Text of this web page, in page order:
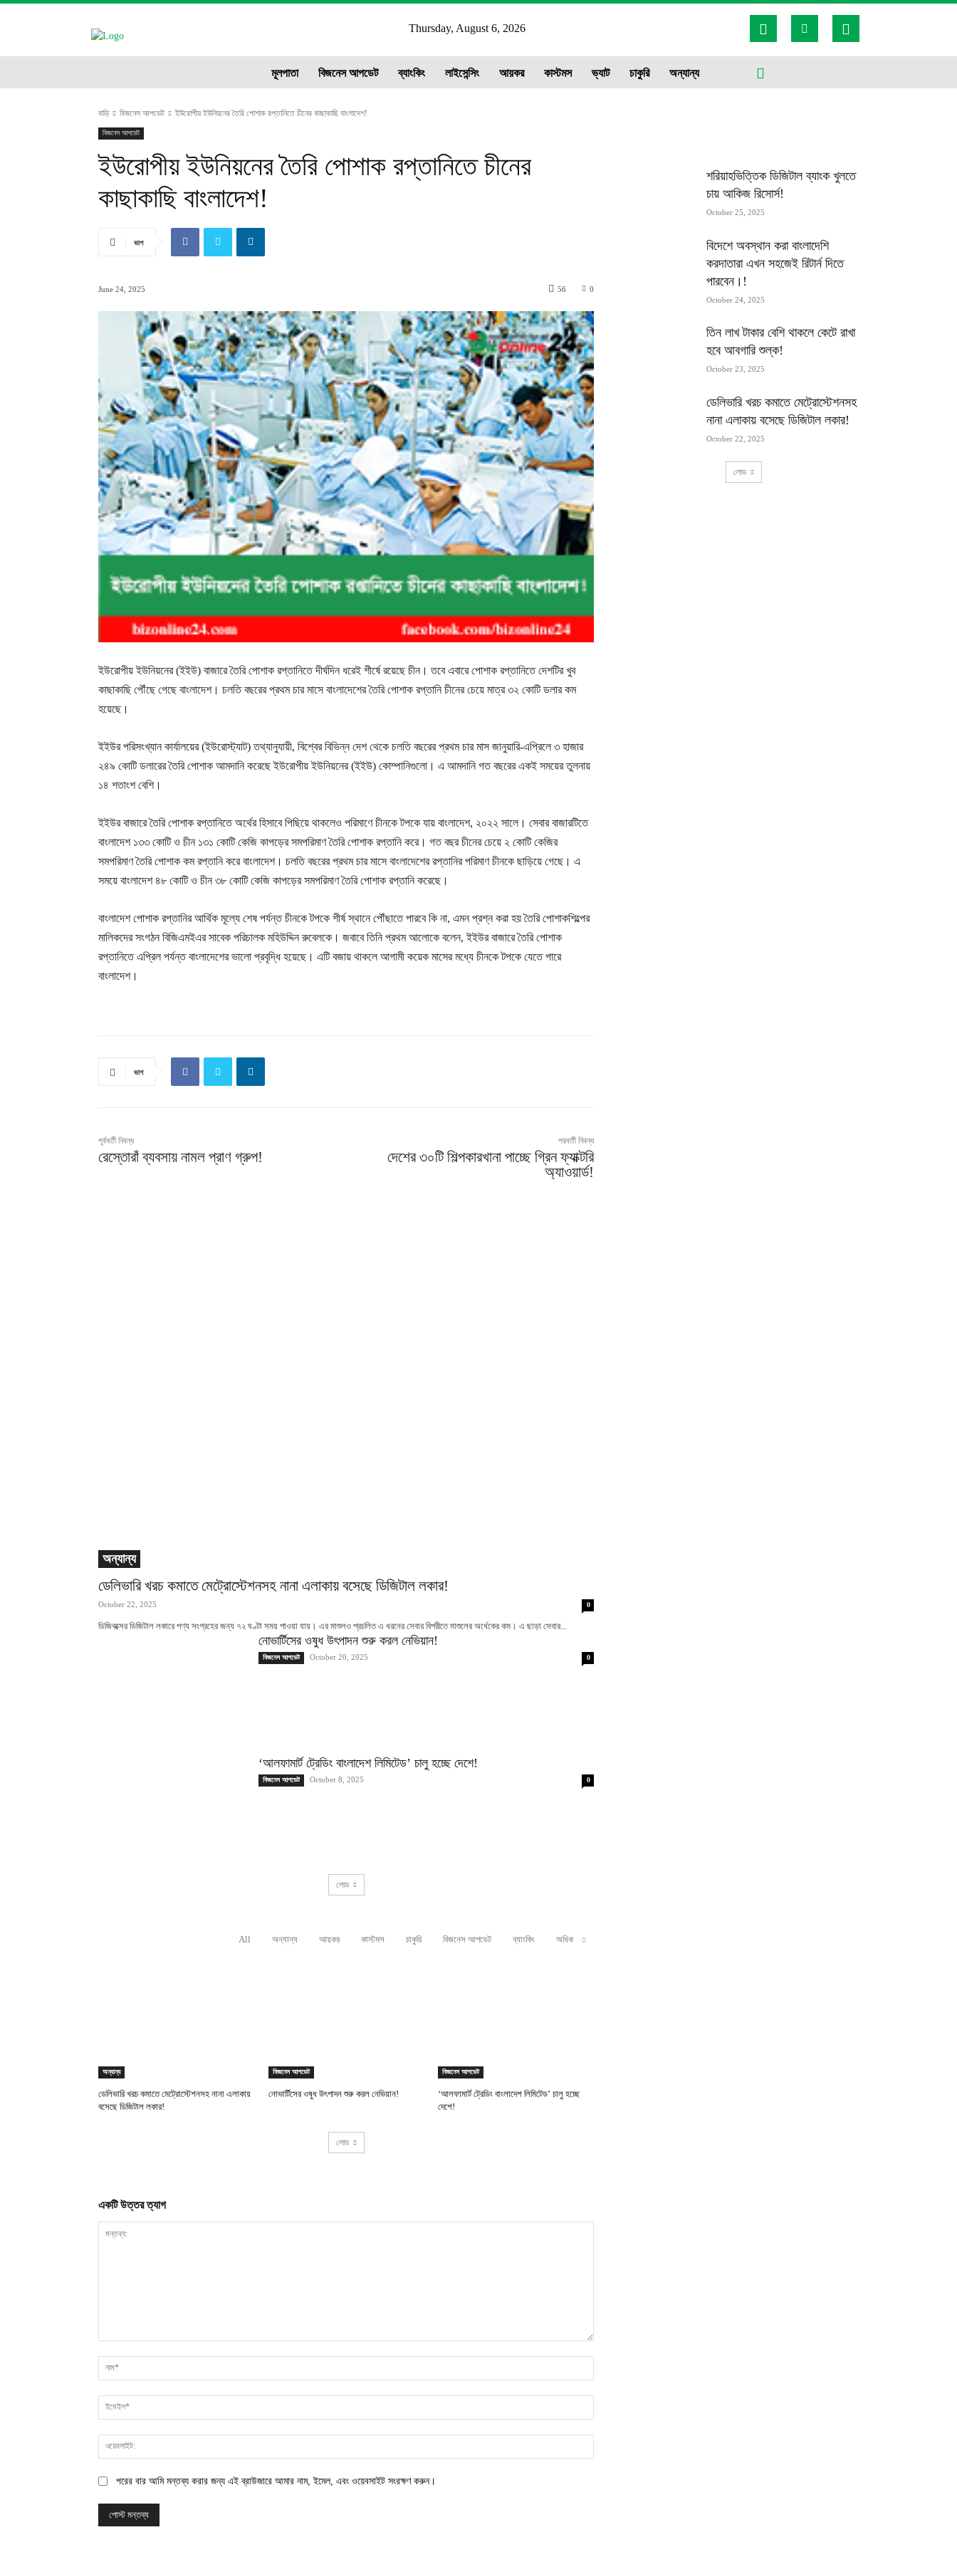
Thursday, August 6, 2026
মূলপাতা বিজনেস আপডেট ব্যাংকিং লাইসেন্সিং আয়কর কাস্টমস ভ্যাট চাকুরি অন্যান্য
বাড়ি বিজনেস আপডেট ইউরোপীয় ইউনিয়নের তৈরি পোশাক রপ্তানিতে চীনের কাছাকাছি বাংলাদেশ!
বিজনেস আপডেট
ইউরোপীয় ইউনিয়নের তৈরি পোশাক রপ্তানিতে চীনের
কাছাকাছি বাংলাদেশ!
ভাগ
June 24, 2025 0
56
ইউরোপীয় ইউনিয়নের (ইইউ) বাজারে তৈরি পোশাক রপ্তানিতে দীর্ঘদিন ধরেই শীর্ষে রয়েছে চীন। তবে এবারে পোশাক রপ্তানিতে দেশটির খুব
কাছাকাছি পৌঁছে গেছে বাংলাদেশ। চলতি বছরের প্রথম চার মাসে বাংলাদেশের তৈরি পোশাক রপ্তানি চীনের চেয়ে মাত্র ৩২ কোটি ডলার কম
হয়েছে।
ইইউর পরিসংখ্যান কার্যালয়ের (ইউরোস্ট্যাট) তথ্যানুযায়ী, বিশ্বের বিভিন্ন দেশ থেকে চলতি বছরের প্রথম চার মাস জানুয়ারি-এপ্রিলে ৩ হাজার
২৪৯ কোটি ডলারের তৈরি পোশাক আমদানি করেছে ইউরোপীয় ইউনিয়নের (ইইউ) কোম্পানিগুলো। এ আমদানি গত বছরের একই সময়ের তুলনায়
১৪ শতাংশ বেশি।
ইইউর বাজারে তৈরি পোশাক রপ্তানিতে অর্থের হিসাবে পিছিয়ে থাকলেও পরিমাণে চীনকে টপকে যায় বাংলাদেশ, ২০২২ সালে। সেবার বাজারটিতে
বাংলাদেশ ১৩৩ কোটি ও চীন ১৩১ কোটি কেজি কাপড়ের সমপরিমাণ তৈরি পোশাক রপ্তানি করে। গত বছর চীনের চেয়ে ২ কোটি কেজির
সমপরিমাণ তৈরি পোশাক কম রপ্তানি করে বাংলাদেশ। চলতি বছরের প্রথম চার মাসে বাংলাদেশের রপ্তানির পরিমাণ চীনকে ছাড়িয়ে গেছে। এ
সময়ে বাংলাদেশ ৪৮ কোটি ও চীন ৩৮ কোটি কেজি কাপড়ের সমপরিমাণ তৈরি পোশাক রপ্তানি করেছে।
বাংলাদেশ পোশাক রপ্তানির আর্থিক মূল্যে শেষ পর্যন্ত চীনকে টপকে শীর্ষ স্থানে পৌঁছাতে পারবে কি না, এমন প্রশ্ন করা হয় তৈরি পোশাকশিল্পের
মালিকদের সংগঠন বিজিএমইএর সাবেক পরিচালক মহিউদ্দিন রুবেলকে। জবাবে তিনি প্রথম আলোকে বলেন, ইইউর বাজারে তৈরি পোশাক
রপ্তানিতে এপ্রিল পর্যন্ত বাংলাদেশের ভালো প্রবৃদ্ধি হয়েছে। এটি বজায় থাকলে আগামী কয়েক মাসের মধ্যে চীনকে টপকে যেতে পারে
বাংলাদেশ।
ভাগ
পূর্ববর্তী নিবন্ধ
রেস্তোরাঁ ব্যবসায় নামল প্রাণ গ্রুপ!
পরবর্তী নিবন্ধ
দেশের ৩০টি শিল্পকারখানা পাচ্ছে গ্রিন ফ্যাক্টরি
অ্যাওয়ার্ড!
অন্যান্য
ডেলিভারি খরচ কমাতে মেট্রোস্টেশনসহ নানা এলাকায় বসেছে ডিজিটাল লকার!
October 22, 2025 0
ডিজিবক্সের ডিজিটাল লকারে পণ্য সংগ্রহের জন্য ৭২ ঘণ্টা সময় পাওয়া যায়। এর মাশুলও প্রচলিত এ ধরনের সেবার বিপরীতে মাশুলের অর্ধেকের কম। এ ছাড়া সেবার...
নোভার্টিসের ওষুধ উৎপাদন শুরু করল নেভিয়ান!
বিজনেস আপডেট October 20, 2025 0
‘আলফামার্ট ট্রেডিং বাংলাদেশ লিমিটেড’ চালু হচ্ছে দেশে!
বিজনেস আপডেট October 8, 2025 0
লোড
All অন্যান্য আয়কর কাস্টমস চাকুরি বিজনেস আপডেট ব্যাংকিং অধিক
অন্যান্য
ডেলিভারি খরচ কমাতে মেট্রোস্টেশনসহ নানা এলাকায়
বসেছে ডিজিটাল লকার!
বিজনেস আপডেট
নোভার্টিসের ওষুধ উৎপাদন শুরু করল নেভিয়ান!
বিজনেস আপডেট
‘আলফামার্ট ট্রেডিং বাংলাদেশ লিমিটেড’ চালু হচ্ছে
দেশে!
লোড
একটি উত্তর ত্যাগ
পরের বার আমি মন্তব্য করার জন্য এই ব্রাউজারে আমার নাম, ইমেল, এবং ওয়েবসাইট সংরক্ষণ করুন।
শরিয়াহভিত্তিক ডিজিটাল ব্যাংক খুলতে
চায় আকিজ রিসোর্স!
October 25, 2025
বিদেশে অবস্থান করা বাংলাদেশি
করদাতারা এখন সহজেই রিটার্ন দিতে
পারবেন।!
October 24, 2025
তিন লাখ টাকার বেশি থাকলে কেটে রাখা
হবে আবগারি শুল্ক!
October 23, 2025
ডেলিভারি খরচ কমাতে মেট্রোস্টেশনসহ
নানা এলাকায় বসেছে ডিজিটাল লকার!
October 22, 2025
লোড